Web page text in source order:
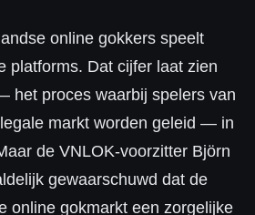
online gokkers speelt
platforms. Dat cijfer laat zien
het proces waarbij spelers van
markt worden geleid — in
de VNLOK-voorzitter Björn
gewaarschuwd dat de
online gokmarkt een zorgelijke